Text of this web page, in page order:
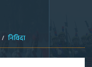
निविदा